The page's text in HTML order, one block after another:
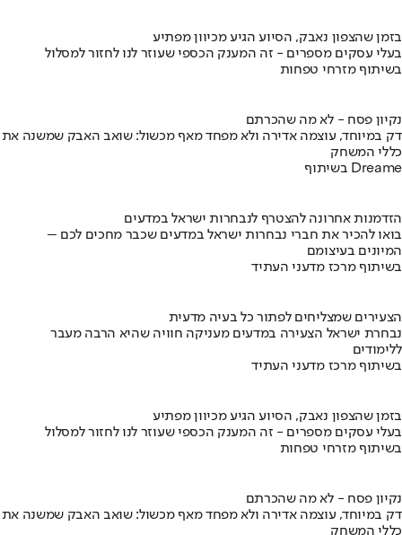
בזמן שהצפון נאבק, הסיוע הגיע מכיוון מפתיע
בעלי עסקים מספרים - זה המענק הכספי שעוזר לנו לחזור למסלול
בשיתוף מזרחי טפחות
נקיון פסח - לא מה שהכרתם
דק במיוחד, עוצמה אדירה ולא מפחד מאף מכשול: שואב האבק שמשנה את
כללי המשחק
בשיתוף Dreame
הזדמנות אחרונה להצטרף לנבחרות ישראל במדעים
בואו להכיר את חברי נבחרות ישראל במדעים שכבר מחכים לכם –
המיונים בעיצומם
בשיתוף מרכז מדעני העתיד
הצעירים שמצליחים לפתור כל בעיה מדעית
נבחרת ישראל הצעירה במדעים מעניקה חוויה שהיא הרבה מעבר
ללימודים
בשיתוף מרכז מדעני העתיד
בזמן שהצפון נאבק, הסיוע הגיע מכיוון מפתיע
בעלי עסקים מספרים - זה המענק הכספי שעוזר לנו לחזור למסלול
בשיתוף מזרחי טפחות
נקיון פסח - לא מה שהכרתם
דק במיוחד, עוצמה אדירה ולא מפחד מאף מכשול: שואב האבק שמשנה את
כללי המשחק